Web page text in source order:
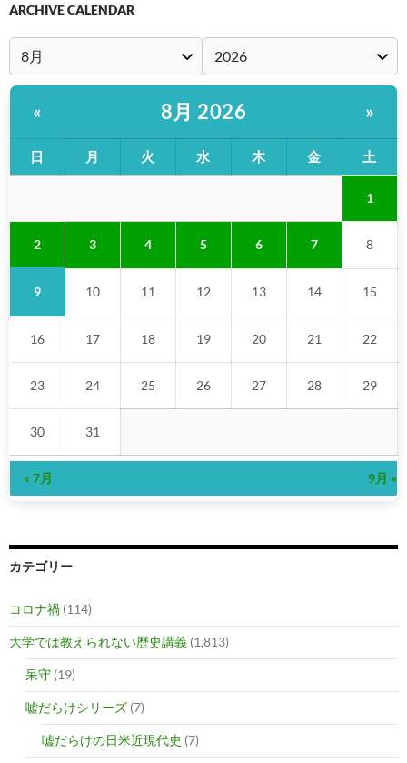
ARCHIVE CALENDAR
« 8月 2026 »
日 月 火 水 木 金 土
1
2 3 4 5 6 7 8
9 10 11 12 13 14 15
16 17 18 19 20 21 22
23 24 25 26 27 28 29
30 31
« 7月 9月 »
カテゴリー
コロナ禍 (114)
大学では教えられない歴史講義 (1,813)
呆守 (19)
嘘だらけシリーズ (7)
嘘だらけの日米近現代史 (7)